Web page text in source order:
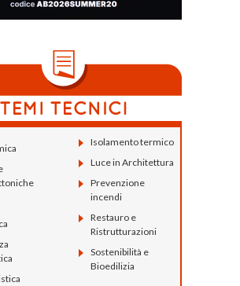
Isolamento termico
Luce in Architettura
Prevenzione
incendi
Restauro e
Ristrutturazioni
Sostenibilità e
Bioedilizia